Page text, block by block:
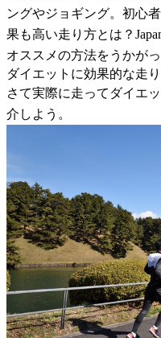
ングやジョギング。初心
果も高い走り方とは？
オススメの方法をうかがっ
ダイエットに効果的な走
さて実際に走ってダイエ
介しよう。